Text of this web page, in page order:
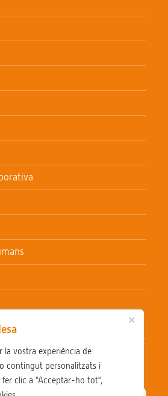
la vostra experiència de
contingut personalitzats i
clic a "Acceptar-ho tot",